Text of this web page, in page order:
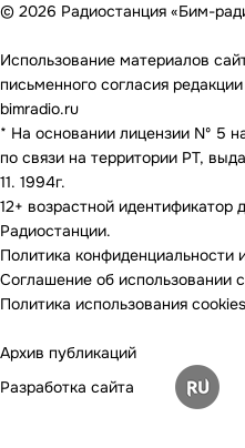
© 2026 Радиостанция «Бим-
Использование материалов
письменного согласия
bimradio.ru
* На основании лицензии Nº 5
по связи на территории РТ,
11. 1994г.
12+ возрастной идентификатор
Радиостанции.
Политика
Соглашение об использовании
Политика использования cookies
Архив публикаций
Разработка сайта